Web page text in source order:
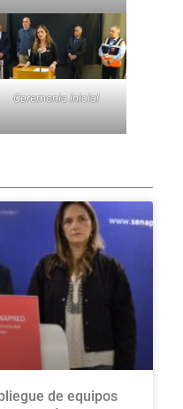
Ceremonia inicial
de equipos